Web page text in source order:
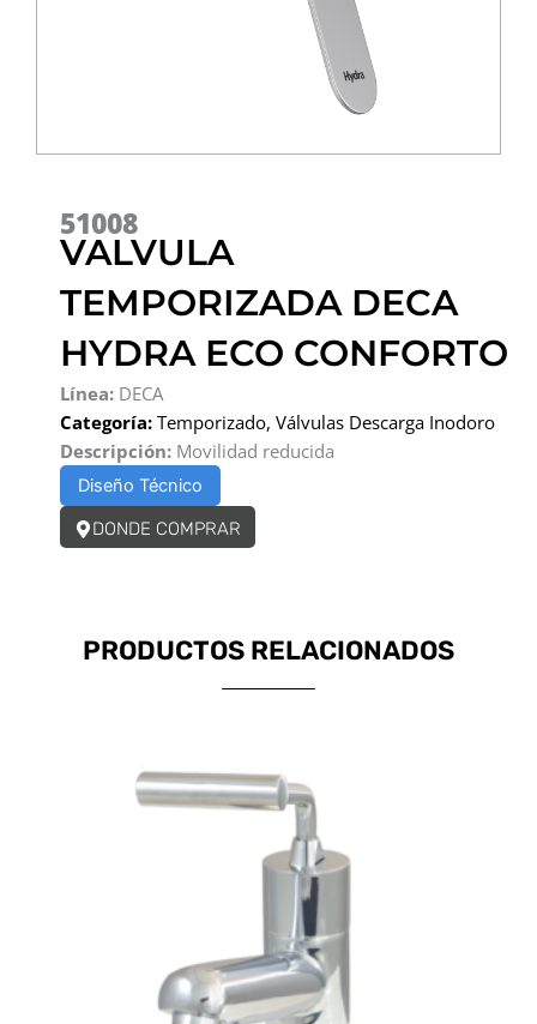
51008
VALVULA
TEMPORIZADA DECA
HYDRA ECO CONFORTO
Línea: DECA
Categoría: Temporizado, Válvulas Descarga Inodoro
Descripción: Movilidad reducida
Diseño Técnico
DONDE COMPRAR
PRODUCTOS RELACIONADOS